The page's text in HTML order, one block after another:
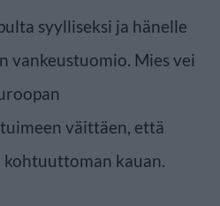
syylliseksi ja hänelle
vankeustuomio. Mies vei
väittäen, että
kauan.